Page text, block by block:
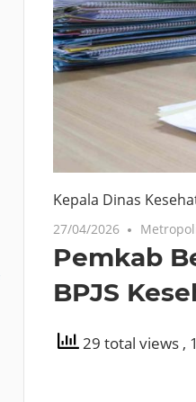
Kepala Dinas
27/04/2026
Pemkab
BPJS
29 total views ,